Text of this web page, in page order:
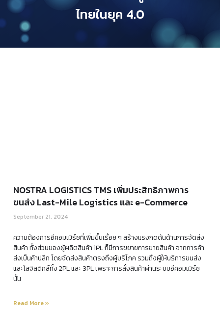
ไทยในยุค 4.0
NOSTRA LOGISTICS TMS เพิ่มประสิทธิภาพการ
ขนส่ง Last-Mile Logistics และ e-Commerce
September 21, 2024
ความต้องการอีคอมเมิร์ซที่เพิ่มขึ้นเรื่อย ๆ สร้างแรงกดดันด้านการจัดส่ง
สินค้า ทั้งส่วนของผู้ผลิตสินค้า 1PL ก็มีการขยายการขายสินค้า จากการค้า
ส่งเป็นค้าปลีก โดยจัดส่งสินค้าตรงถึงผู้บริโภค รวมถึงผู้ให้บริการขนส่ง
และโลจิสติกส์ทั้ง 2PL และ 3PL เพราะการสั่งสินค้าผ่านระบบอีคอมเมิร์ซ
นั้น
Read More »